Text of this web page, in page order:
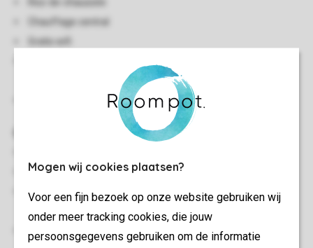
Mogen wij cookies plaatsen?
Voor een fijn bezoek op onze website gebruiken wij
onder meer tracking cookies, die jouw
persoonsgegevens gebruiken om de informatie
Chauffage central
Gratis wifi
Convenant aux hôtes atteints de MPOC
Chambre(s) à coucher
Chambre à coucher avec lits superposés
Chambre à coucher avec deux boxsprings et 1 personne et
lavabo
Lits avec couettes et coussins